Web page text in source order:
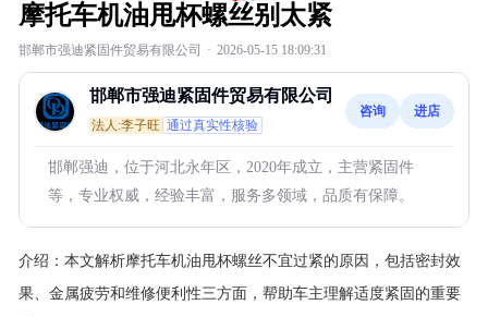
摩托车机油甩杯螺丝别太紧
邯郸市强迪紧固件贸易有限公司 · 2026-05-15 18:09:31
邯郸市强迪紧固件贸易有限公司
法人:李子旺 通过真实性核验
咨询 进店
邯郸强迪，位于河北永年区，2020年成立，主营紧固件
等，专业权威，经验丰富，服务多领域，品质有保障。
介绍： 本文解析摩托车机油甩杯螺丝不宜过紧的原因，包括密封效
果、金属疲劳和维修便利性三方面，帮助车主理解适度紧固的重要